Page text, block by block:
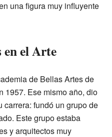
una figura muy influyente
en el Arte
de Bellas Artes de
1957. Ese mismo año, dio
carrera: fundó un grupo de
Este grupo estaba
y arquitectos muy